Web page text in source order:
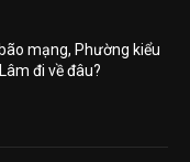
mạng, Phường kiểu
đi về đâu?